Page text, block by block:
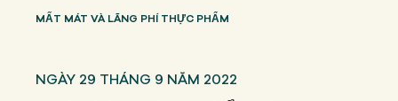
MẤT MÁT VÀ LÃNG PHÍ THỰC PHẨM
NGÀY 29 THÁNG 9 NĂM 2022